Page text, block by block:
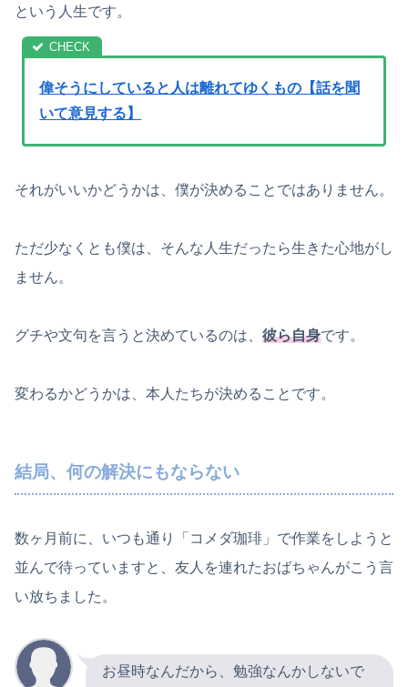
という人生です。
偉そうにしていると人は離れてゆくもの【話を聞
いて意見する】
それがいいかどうかは、僕が決めることではありません。
ただ少なくとも僕は、そんな人生だったら生きた心地がし
ません。
グチや文句を言うと決めているのは、 彼ら自身です。
変わるかどうかは、本人たちが決めることです。
結局、何の解決にもならない
数ヶ月前に、いつも通り「コメダ珈琲」で作業をしようと
並んで待っていますと、友人を連れたおばちゃんがこう言
い放ちました。
お昼時なんだから、勉強なんかしないで